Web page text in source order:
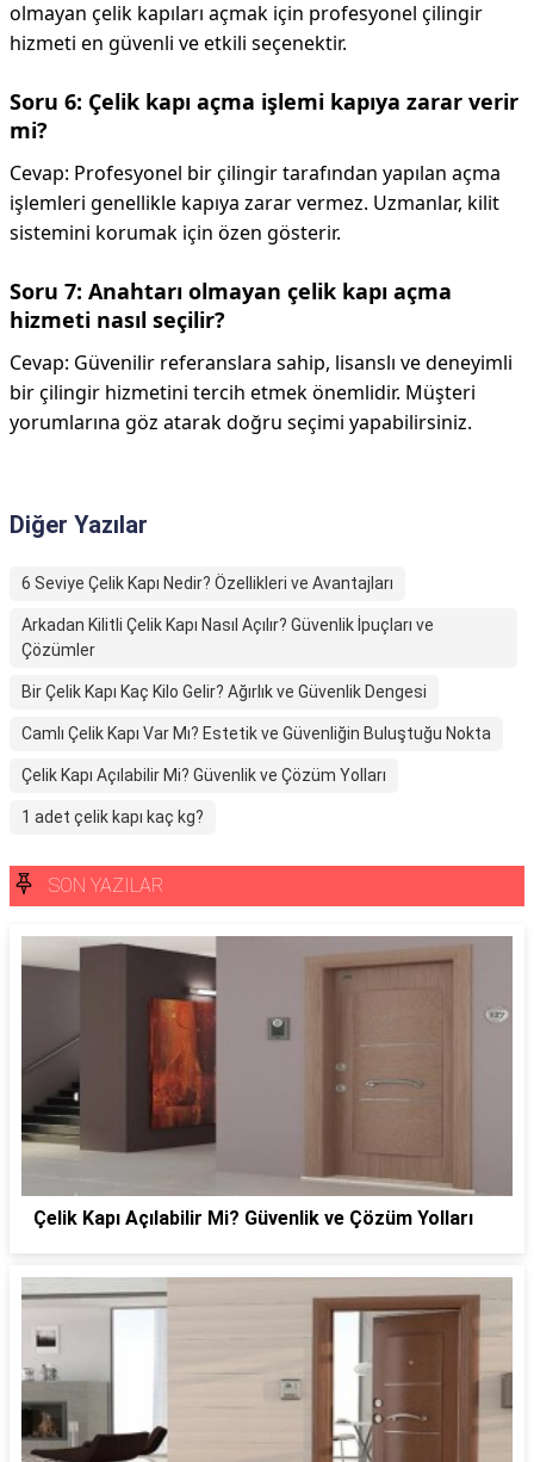
olmayan çelik kapıları açmak için profesyonel çilingir
hizmeti en güvenli ve etkili seçenektir.
Soru 6: Çelik kapı açma işlemi kapıya zarar verir
mi?
Cevap: Profesyonel bir çilingir tarafından yapılan açma
işlemleri genellikle kapıya zarar vermez. Uzmanlar, kilit
sistemini korumak için özen gösterir.
Soru 7: Anahtarı olmayan çelik kapı açma
hizmeti nasıl seçilir?
Cevap: Güvenilir referanslara sahip, lisanslı ve deneyimli
bir çilingir hizmetini tercih etmek önemlidir. Müşteri
yorumlarına göz atarak doğru seçimi yapabilirsiniz.
Diğer Yazılar
6 Seviye Çelik Kapı Nedir? Özellikleri ve Avantajları
Arkadan Kilitli Çelik Kapı Nasıl Açılır? Güvenlik İpuçları ve
Çözümler
Bir Çelik Kapı Kaç Kilo Gelir? Ağırlık ve Güvenlik Dengesi
Camlı Çelik Kapı Var Mı? Estetik ve Güvenliğin Buluştuğu Nokta
Çelik Kapı Açılabilir Mi? Güvenlik ve Çözüm Yolları
1 adet çelik kapı kaç kg?
SON YAZILAR
Çelik Kapı Açılabilir Mi? Güvenlik ve Çözüm Yolları